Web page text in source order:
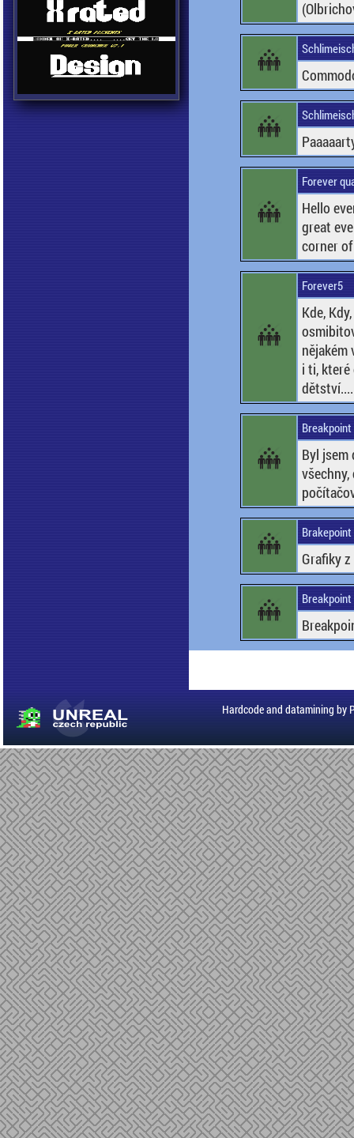
Forever
Hello
great
corner
Forever5
Kde,
nějakém
i ti,
Byl jsem
Grafiky
Breakpoint
Hardcode and datamining by